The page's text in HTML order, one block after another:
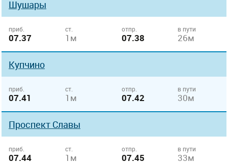
Шушары
приб.
07.37
ст.
1м
отпр.
07.38
в пути
26м
Купчино
приб.
07.41
ст.
1м
отпр.
07.42
в пути
30м
Проспект Славы
приб.
07.44
ст.
1м
отпр.
07.45
в пути
33м